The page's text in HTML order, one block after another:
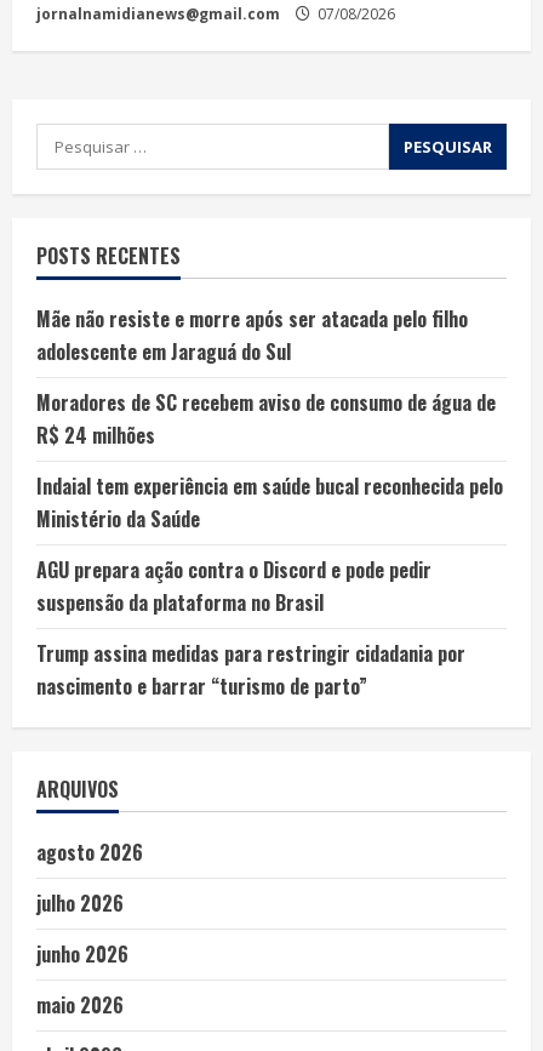
jornalnamidianews@gmail.com 07/08/2026
POSTS RECENTES
Mãe não resiste e morre após ser atacada pelo filho
adolescente em Jaraguá do Sul
Moradores de SC recebem aviso de consumo de água de
R$ 24 milhões
Indaial tem experiência em saúde bucal reconhecida pelo
Ministério da Saúde
AGU prepara ação contra o Discord e pode pedir
suspensão da plataforma no Brasil
Trump assina medidas para restringir cidadania por
nascimento e barrar “turismo de parto”
ARQUIVOS
agosto 2026
julho 2026
junho 2026
maio 2026